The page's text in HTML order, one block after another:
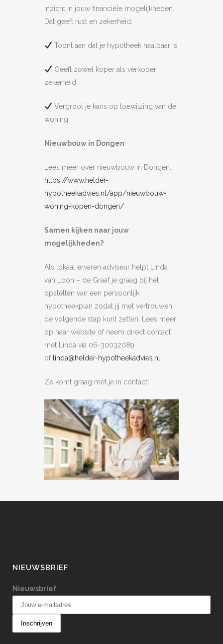
inzicht in jouw financiële mogelijkheden.
Dat geeft rust en zekerheid:
Toont aan dat je hypotheek haalbaar is
Geeft zowel koper als verkoper
zekerheid
Vergroot je kans op toewijzing van de
woning
Nieuwbouw in Dongen
Lees meer over nieuwbouw in Dongen:
https://www.helder-
hypotheekadvies.nl/app/nieuwbouw-
woning-kopen-dongen/
Samen kijken naar jouw
mogelijkheden?
Als lokaal ervaren adviseur helpt Linda
van Loon – de Graaf je graag bij het
opstellen van een persoonlijk
hypotheekplan zodat jij met vertrouwen
de volgende stap kunt zetten. Lees meer
op haar website of neem direct contact
met Linda via 06-30032089
of linda@helder-hypotheekadvies.nl
Ze komt graag met je in contact!
NIEUWSBRIEF
Nieuwsbrief